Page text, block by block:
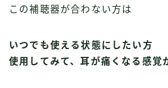
この補聴器が合わない方は
いつでも使える状態にしたい方
使用してみて、耳が痛くなる感覚